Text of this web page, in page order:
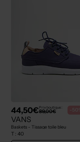
44,50€Prix boutique :
89,00€ -50%
VANS
Baskets - Tissage toile bleu
T : 40